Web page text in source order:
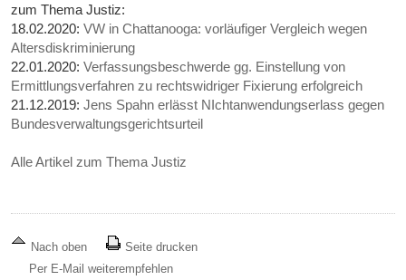
zum Thema Justiz:
18.02.2020:VW in Chattanooga: vorläufiger Vergleich wegen
Altersdiskriminierung
22.01.2020:Verfassungsbeschwerde gg. Einstellung von
Ermittlungsverfahren zu rechtswidriger Fixierung erfolgreich
21.12.2019:Jens Spahn erlässt NIchtanwendungserlass gegen
Bundesverwaltungsgerichtsurteil
Alle Artikel zum Thema Justiz
Nach oben
Seite drucken
Per E-Mail weiterempfehlen